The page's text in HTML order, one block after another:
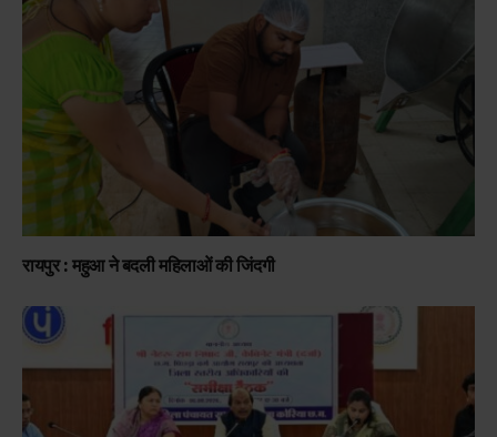
रायपुर : महुआ ने बदली महिलाओं की जिंदगी